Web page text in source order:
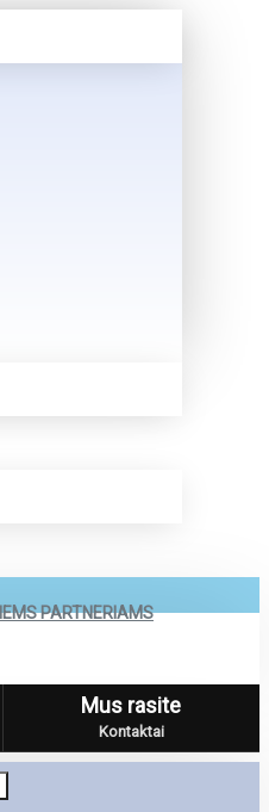
PARTNERIAMS
Mus rasite
Kontaktai